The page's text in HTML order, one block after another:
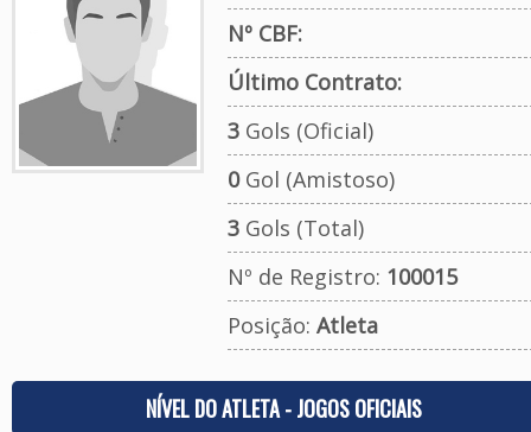
Nº CBF:
Último Contrato:
3Gols (Oficial)
0Gol (Amistoso)
3Gols (Total)
Nº de Registro: 100015
Posição: Atleta
NÍVEL DO ATLETA - JOGOS OFICIAIS